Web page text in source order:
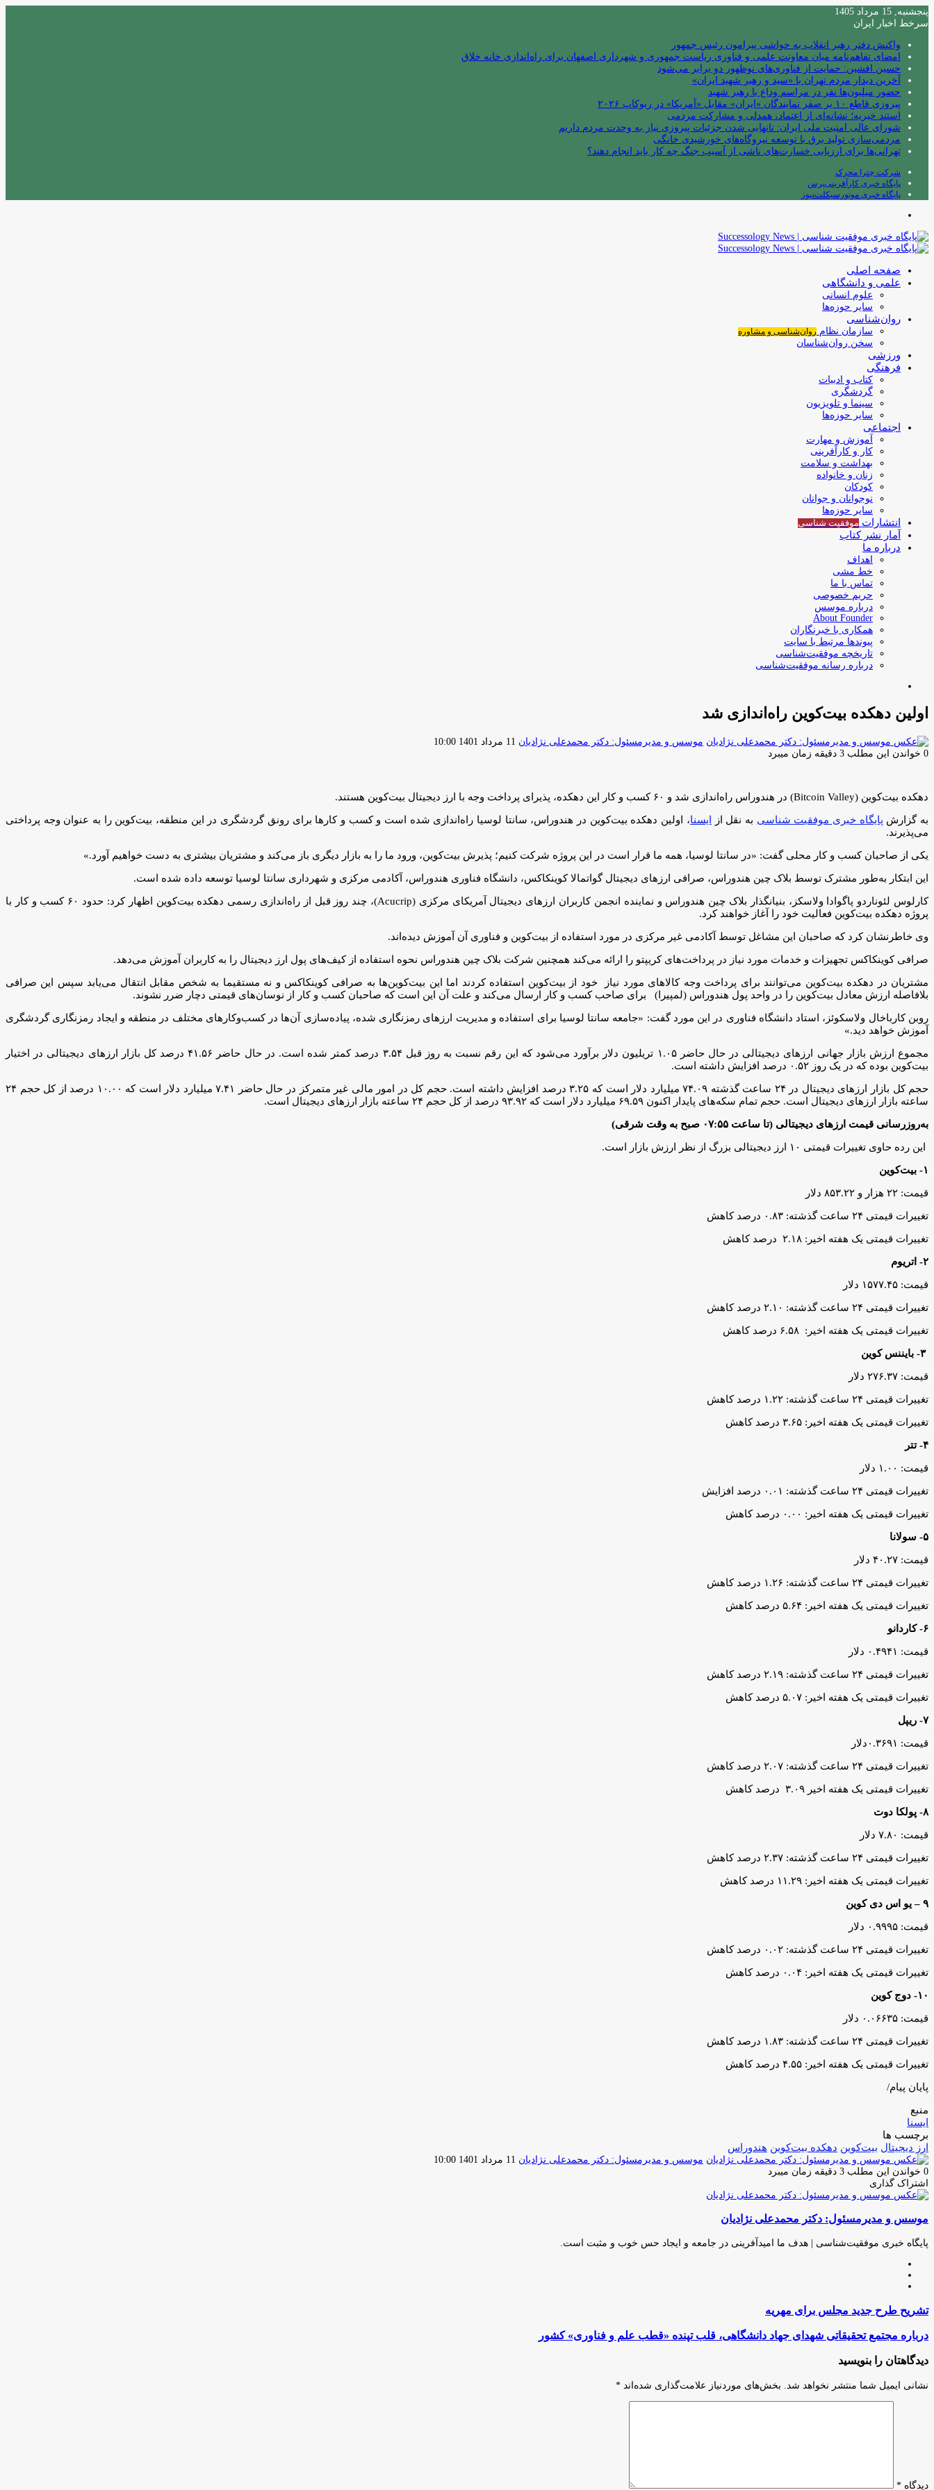
پنجشنبه, 15 مرداد 1405
سرخط اخبار ایران
واکنش دفتر رهبر انقلاب به حواشی پیرامون رئیس جمهور
امضای تفاهم‌نامه میان معاونت علمی و فناوری ریاست جمهوری و شهرداری اصفهان برای راه‌اندازی خانه خلاق
حسین افشین: حمایت از فناوری‌های نوظهور دو برابر می‌شود
آخرین دیدار مردم تهران با «سید و رهبر شهید ایران»
حضور میلیون‌ها نفر در مراسم وداع با رهبر شهید
پیروزی قاطع ۱۰ بر صفر نمایندگان «ایران» مقابل «آمریکا» در ربوکاپ ۲۰۲۶
استند خیریه؛ نشانه‌ای از اعتماد، همدلی و مشارکت مردمی
شورای عالی امنیت ملی ایران: تانهایی شدن جزئیات پیروزی نیاز به وحدت مردم داریم
مردمی‌سازی تولید برق با توسعه نیروگاه‌های خورشیدی خانگی
تهرانی‌ها برای ارزیابی خسارت‌های ناشی از آسیب جنگ چه کار باید انجام دهند؟
شرکت چترا محرک
پایگاه خبری کارآفرینی‌پرس
پایگاه خبری موتورسیکلت‌نیوز
صفحه اصلی
علمی و دانشگاهی
علوم انسانی
سایر حوزه‌ها
روان‌شناسی
سازمان نظام روان‌شناسی و مشاوره
سخن روان‌شناسان
ورزشی
فرهنگی
کتاب و ادبیات
گردشگری
سینما و تلویزیون
سایر حوزه‌ها
اجتماعی
آموزش و مهارت
کار و کارآفرینی
بهداشت و سلامت
زنان و خانواده
کودکان
نوجوانان و جوانان
سایر حوزه‌ها
انتشارات موفقیت‌ شناسی
آمار نشر کتاب
درباره ما
اهداف
خط مشی
تماس با ما
حریم خصوصی
درباره موسس
About Founder
همکاری با خبرنگاران
پیوندها مرتبط با سایت
تاریخچه موفقیت‌شناسی
درباره رسانه موفقیت‌شناسی
اولین دهکده بیت‌کوین راه‌اندازی شد
موسس و مدیرمسئول: دکتر محمدعلی نژادیان ارسال
11 مرداد 1401 10:00
0 خواندن این مطلب 3 دقیقه زمان میبرد
دهکده بیت‌کوین (Bitcoin Valley) در هندوراس راه‌اندازی شد و ۶۰ کسب و کار این دهکده، پذیرای پرداخت وجه با ارز دیجیتال بیت‌کوین هستند.
به گزارش پایگاه خبری موفقیت شناسی به نقل از ایسنا، اولین دهکده بیت‌کوین در هندوراس، سانتا لوسیا راه‌اندازی شده است و کسب و کارها برای رونق گردشگری در این منطقه، بیت‌کوین را به عنوان وجه پرداختی
می‌پذیرند.
یکی از صاحبان کسب و کار محلی گفت: «در سانتا لوسیا، همه ما قرار است در این پروژه شرکت کنیم؛ پذیرش بیت‌کوین، ورود ما را به بازار دیگری باز می‌کند و مشتریان بیشتری به دست خواهیم آورد.»
این ابتکار به‌طور مشترک توسط بلاک چین هندوراس، صرافی ارزهای دیجیتال گواتمالا کوینکاکس، دانشگاه فناوری هندوراس، آکادمی مرکزی و شهرداری سانتا لوسیا توسعه داده شده است.
کارلوس لئوناردو پاگوادا ولاسکز، بنیانگذار بلاک چین هندوراس و نماینده انجمن کاربران ارزهای دیجیتال آمریکای مرکزی (Acucrip)، چند روز قبل از راه‌اندازی رسمی دهکده بیت‌کوین اظهار کرد: حدود ۶۰ کسب و کار با
پروژه دهکده بیت‌کوین فعالیت خود را آغاز خواهند کرد.
وی خاطرنشان کرد که صاحبان این مشاغل توسط آکادمی غیر مرکزی در مورد استفاده از بیت‌کوین و فناوری آن آموزش دیده‌اند.
صرافی کوینکاکس تجهیزات و خدمات مورد نیاز در پرداخت‌های کریپتو را ارائه می‌کند همچنین شرکت بلاک چین هندوراس نحوه‌ استفاده از کیف‌های پول‌ ارز دیجیتال را به کاربران آموزش می‌دهد.
مشتریان در دهکده بیت‌کوین می‌توانند برای پرداخت وجه کالاهای مورد نیاز خود از بیت‌کوین استفاده کردند اما این بیت‌کوین‌ها به صرافی کوینکاکس و نه مستقیما به شخص مقابل انتقال می‌یابد سپس این صرافی
بلافاصله ارزش معادل بیت‌کوین را در واحد پول هندوراس (لمپیرا) برای صاحب کسب و کار ارسال می‌کند و علت آن این است که صاحبان کسب و کار از نوسان‌های قیمتی دچار ضرر نشوند.
روبن کارباخال ولاسکوئز، استاد دانشگاه فناوری در این مورد گفت: «جامعه سانتا لوسیا برای استفاده و مدیریت ارزهای رمزنگاری شده، پیاده‌سازی آن‌ها در کسب‌وکارهای مختلف در منطقه و ایجاد رمزنگاری گردشگری
آموزش خواهد دید.»
مجموع ارزش بازار جهانی ارزهای دیجیتالی در حال حاضر ۱.۰۵ تریلیون دلار برآورد می‌شود که این رقم نسبت به روز قبل ۳.۵۴ درصد کمتر شده است. در حال حاضر ۴۱.۵۶ درصد کل بازار ارزهای دیجیتالی در اختیار
بیت‌کوین بوده که در یک روز ۰.۵۲ درصد افزایش داشته است.
حجم کل بازار ارزهای دیجیتال در ۲۴ ساعت گذشته ۷۴.۰۹ میلیارد دلار است که ۳.۲۵ درصد افزایش داشته است. حجم کل در امور مالی غیر متمرکز در حال حاضر ۷.۴۱ میلیارد دلار است که ۱۰.۰۰ درصد از کل حجم ۲۴
ساعته بازار ارزهای دیجیتال است. حجم تمام سکه‌های پایدار اکنون ۶۹.۵۹ میلیارد دلار است که ۹۳.۹۲ درصد از کل حجم ۲۴ ساعته بازار ارزهای دیجیتال است.
به‌روزرسانی قیمت ارزهای دیجیتالی (تا ساعت ۰۷:۵۵ صبح به وقت شرقی)
این رده حاوی تغییرات قیمتی ۱۰ ارز دیجیتالی بزرگ از نظر ارزش بازار است.
۱- بیت‌کوین
قیمت: ۲۲ هزار و ۸۵۳.۲۲ دلار
تغییرات قیمتی ۲۴ ساعت گذشته: ۰.۸۳ درصد کاهش
تغییرات قیمتی یک هفته اخیر: ۲.۱۸ درصد کاهش
۲- اتریوم
قیمت: ۱۵۷۷.۴۵ دلار
تغییرات قیمتی ۲۴ ساعت گذشته: ۲.۱۰ درصد کاهش
تغییرات قیمتی یک هفته اخیر: ۶.۵۸ درصد کاهش
۳- بایننس کوین
قیمت: ۲۷۶.۳۷ دلار
تغییرات قیمتی ۲۴ ساعت گذشته: ۱.۲۲ درصد کاهش
تغییرات قیمتی یک هفته اخیر: ۳.۶۵ درصد کاهش
۴- تتر
قیمت: ۱.۰۰ دلار
تغییرات قیمتی ۲۴ ساعت گذشته: ۰.۰۱ درصد افزایش
تغییرات قیمتی یک هفته اخیر: ۰.۰۰ درصد کاهش
۵- سولانا
قیمت: ۴۰.۲۷ دلار
تغییرات قیمتی ۲۴ ساعت گذشته: ۱.۲۶ درصد کاهش
تغییرات قیمتی یک هفته اخیر: ۵.۶۴ درصد کاهش
۶- کاردانو
قیمت: ۰.۴۹۴۱ دلار
تغییرات قیمتی ۲۴ ساعت گذشته: ۲.۱۹ درصد کاهش
تغییرات قیمتی یک هفته اخیر: ۵.۰۷ درصد کاهش
۷- ریپل
قیمت: ۰.۳۶۹۱دلار
تغییرات قیمتی ۲۴ ساعت گذشته: ۲.۰۷ درصد کاهش
تغییرات قیمتی یک هفته اخیر ۳.۰۹ درصد کاهش
۸- پولکا دوت
قیمت: ۷.۸۰ دلار
تغییرات قیمتی ۲۴ ساعت گذشته: ۲.۳۷ درصد کاهش
تغییرات قیمتی یک هفته اخیر: ۱۱.۲۹ درصد کاهش
۹ – یو اس دی کوین
قیمت: ۰.۹۹۹۵ دلار
تغییرات قیمتی ۲۴ ساعت گذشته: ۰.۰۲ درصد کاهش
تغییرات قیمتی یک هفته اخیر: ۰.۰۴ درصد کاهش
۱۰- دوج کوین
قیمت: ۰.۰۶۶۳۵ دلار
تغییرات قیمتی ۲۴ ساعت گذشته: ۱.۸۳ درصد کاهش
تغییرات قیمتی یک هفته اخیر: ۴.۵۵ درصد کاهش
پایان پیام/
منبع
ایسنا
برچسب ها
ارز دیجیتال بیت‌کوین دهکده بیت‌کوین هندوراس
موسس و مدیرمسئول: دکتر محمدعلی نژادیان ارسال
11 مرداد 1401 10:00
0 خواندن این مطلب 3 دقیقه زمان میبرد
اشتراک گذاری
فیس
توئیتر
لینکدین
واتس
تلگرام
اشتراک
از
ایمیل
چاپ
موسس و مدیرمسئول: دکتر محمدعلی نژادیان
پایگاه خبری موفقیت‌شناسی | هدف ما امیدآفرینی در جامعه و ایجاد حس خوب و مثبت است.
تشریح
طرح
جدید
مجلس
برای
مهریه
تشریح طرح جدید مجلس برای مهریه
درباره
تحقیقاتی
جهاد
دانشگاهی،
درباره مجتمع تحقیقاتی شهدای جهاد دانشگاهی، قلب تپنده‌ «قطب علم و فناوری» کشور
دیدگاهتان را بنویسید
نشانی ایمیل شما منتشر نخواهد شد. بخش‌های موردنیاز علامت‌گذاری شده‌اند *
دیدگاه *